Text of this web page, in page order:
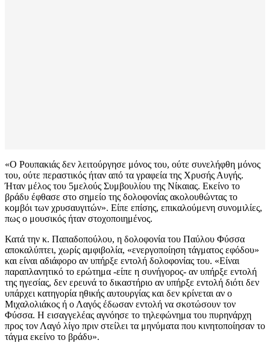
«Ο Ρουπακιάς δεν λειτούργησε μόνος του, ούτε συνελήφθη μόνος
του, ούτε περαστικός ήταν από τα γραφεία της Χρυσής Αυγής.
Ήταν μέλος του 5μελούς Συμβουλίου της Νίκαιας. Εκείνο το
βράδυ έφθασε στο σημείο της δολοφονίας ακολουθώντας το
κομβόι των χρυσαυγιτών». Είπε επίσης, επικαλούμενη συνομιλίες,
πως ο μουσικός ήταν στοχοποιημένος.
Κατά την κ. Παπαδοπούλου, η δολοφονία του Παύλου Φύσσα
αποκαλύπτει, χωρίς αμφιβολία, «ενεργοποίηση τάγματος εφόδου»
και είναι αδιάφορο αν υπήρξε εντολή δολοφονίας του. «Είναι
παραπλανητικό το ερώτημα -είπε η συνήγορος- αν υπήρξε εντολή
της ηγεσίας, δεν ερευνά το δικαστήριο αν υπήρξε εντολή διότι δεν
υπάρχει κατηγορία ηθικής αυτουργίας και δεν κρίνεται αν ο
Μιχαλολιάκος ή ο Λαγός έδωσαν εντολή να σκοτώσουν τον
Φύσσα. Η εισαγγελέας αγνόησε το τηλεφώνημα του πυρηνάρχη
προς τον Λαγό λίγο πριν στείλει τα μηνύματα που κινητοποίησαν το
τάγμα εκείνο το βράδυ».